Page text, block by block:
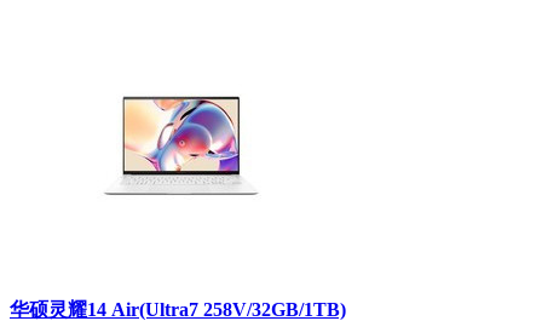
华硕灵耀14 Air(Ultra7 258V/32GB/1TB)